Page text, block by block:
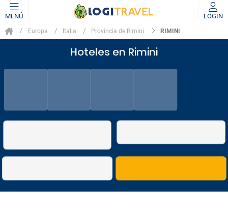
MENÚ LOGIN
Europa Italia Provincia de Rimini RIMINI
Hoteles en Rimini